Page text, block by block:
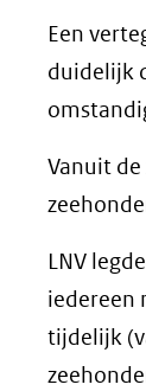
Een
duidelijk
Vanuit
LNV
iedereen
tijdelijk